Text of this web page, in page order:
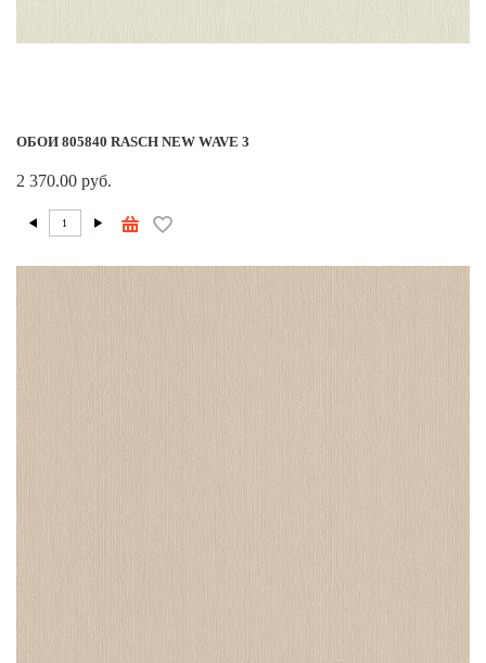
ОБОИ 805840 RASCH NEW WAVE 3
2 370.00 руб.